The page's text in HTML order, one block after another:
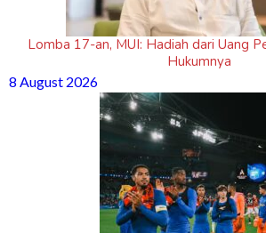
Lomba 17-an, MUI: Hadiah dari Uang
Hukumnya
8 August 2026